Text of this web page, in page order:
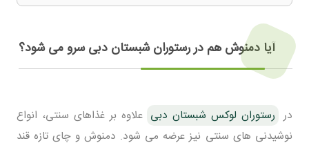
آیا دمنوش هم در رستوران شبستان دبی سرو می شود؟
در رستوران لوکس شبستان دبی علاوه بر غذاهای سنتی، انواع
نوشیدنی های سنتی نیز عرضه می شود. دمنوش و چای تازه قند